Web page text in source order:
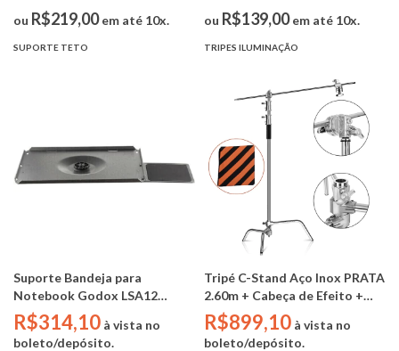
ou R$219,00em até 10x.
SUPORTE TETO
ou R$139,00em até 10x.
TRIPES ILUMINAÇÃO
Suporte Bandeja para
Notebook Godox LSA12
(30X40cm)
R$314,10 à vista no
boleto/depósito.
Tripé C-Stand Aço Inox PRATA
2.60m + Cabeça de Efeito +
Haste Inox 107cm + SandBag
R$899,10 à vista no
boleto/depósito.